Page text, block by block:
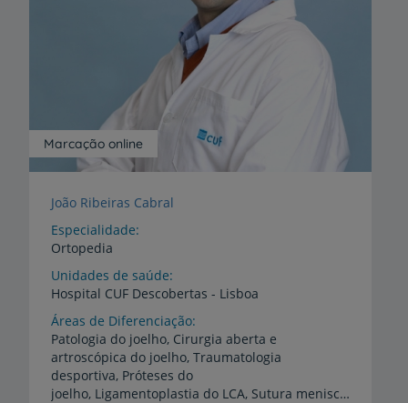
Marcação online
João Ribeiras Cabral
Especialidade
Ortopedia
Unidades de saúde
Hospital CUF Descobertas - Lisboa
Áreas de Diferenciação
Patologia do joelho, Cirurgia aberta e
artroscópica do joelho, Traumatologia
desportiva, Próteses do
joelho, Ligamentoplastia do LCA, Sutura meniscal